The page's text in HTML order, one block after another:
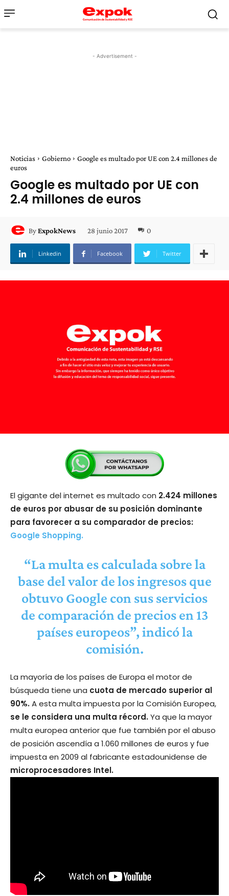
- Advertisement -
Noticias Gobierno
Google es multado por UE con 2.4 millones de
euros
Google es multado por UE con
2.4 millones de euros
ByExpokNews 28 junio 2017 0
Linkedin Facebook Twitter
El gigante del internet es multado con 2.424 millones
de euros por abusar de su posición dominante
para favorecer a su comparador de precios:
Google Shopping.
“La multa es calculada sobre la
base del valor de los ingresos que
obtuvo Google con sus servicios
de comparación de precios en 13
países europeos”, indicó la
comisión.
La mayoría de los países de Europa el motor de
búsqueda tiene una cuota de mercado superior al
90%.A esta multa impuesta por la Comisión Europea,
se le considera una multa récord.Ya que la mayor
multa europea anterior que fue también por el abuso
de posición ascendía a 1.060 millones de euros y fue
impuesta en 2009 al fabricante estadounidense de
microprocesadores Intel.